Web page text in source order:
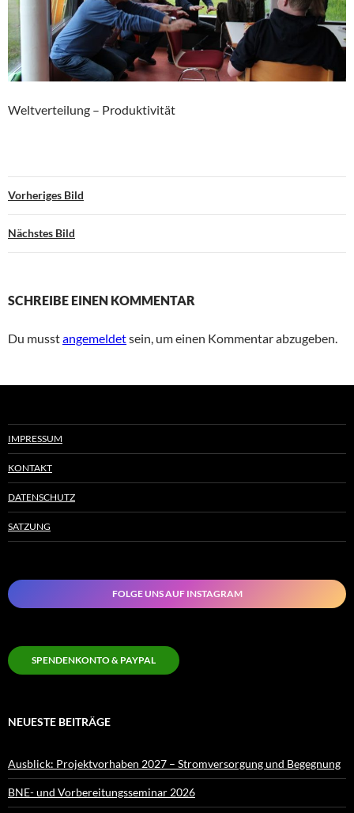
Weltverteilung – Produktivität
Vorheriges Bild
Nächstes Bild
SCHREIBE EINEN KOMMENTAR
Du musstangemeldetsein, um einen Kommentar abzugeben.
IMPRESSUM
KONTAKT
DATENSCHUTZ
SATZUNG
FOLGE UNS AUF INSTAGRAM
SPENDENKONTO & PAYPAL
NEUESTE BEITRÄGE
Ausblick: Projektvorhaben 2027 – Stromversorgung und Begegnung
BNE- und Vorbereitungsseminar 2026